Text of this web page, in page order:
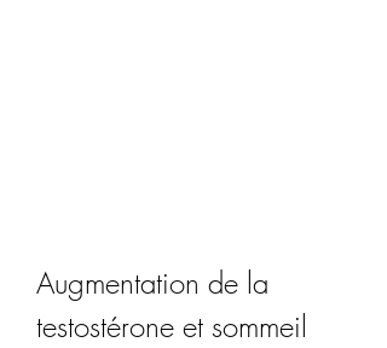
Augmentation de la
testostérone et sommeil